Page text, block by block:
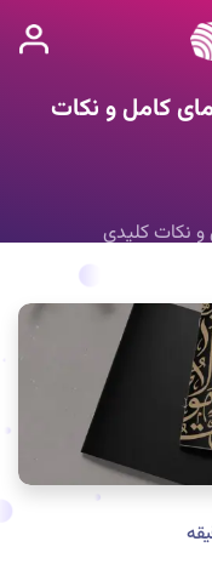
کامل و نکات
نکات کلیدی